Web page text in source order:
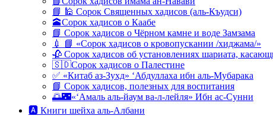
📘 🕌 Сорок Священных хадисов (аль-Къудси)
🕋Сорок хадисов о Каабе
📘 Сорок хадисов о Чёрном камне и воде Замзама
💉 📘 «Сорок хадисов о кровопускании /хиджама/»
🥀 Сорок хадисов об установлениях шариата,
🇸🇩Сорок хадисов о Палестине
✅ «Китаб аз-Зухд» ‘Абдуллаха ибн аль-Мубарака
📘 Сорок хадисов, полезных для воспитания
🌅🌃«‘Амаль аль-йаум ва-л-лейля» Ибн ас-Сунни
🅰 Книги шейха аль-Албани